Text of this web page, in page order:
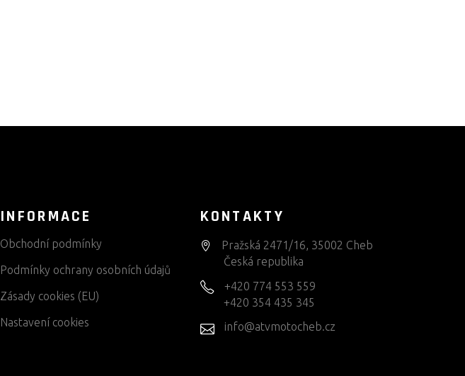
INFORMACE
Obchodní podmínky
Podmínky ochrany osobních údajů
Zásady cookies (EU)
Nastavení cookies
KONTAKTY
Pražská 2471/16, 35002 Cheb
Česká republika
+420 774 553 559
+420 354 435 345
info@atvmotocheb.cz